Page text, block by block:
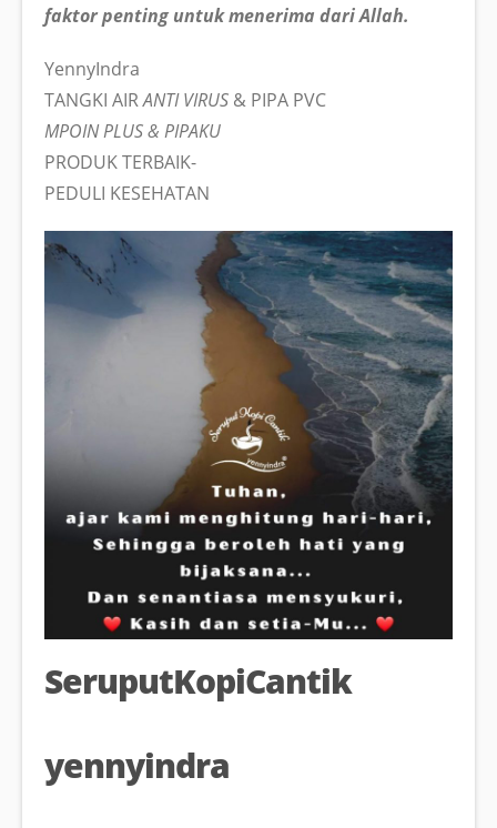
faktor penting untuk menerima dari Allah.
YennyIndra
TANGKI AIRANTI VIRUS & PIPA PVC
MPOIN PLUS & PIPAKU
PRODUK TERBAIK-
PEDULI KESEHATAN
SeruputKopiCantik
yennyindra